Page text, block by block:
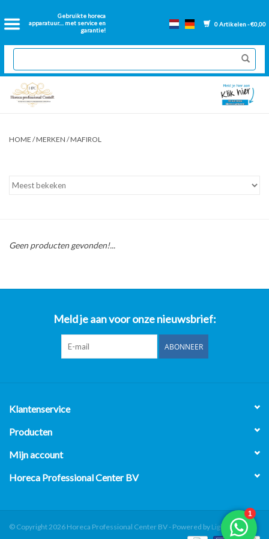
Gebruikte horeca
apparatuur.... met service en
garantie!
0 Artikelen - €0,00
Home
2dehands Horeca
Nieuwe apparatuur
Onderdelen bakwanden
Over ons
HOME /MERKEN /MAFIROL
Geen producten gevonden!...
Meld je aan voor onze nieuwsbrief:
ABONNEER
Klantenservice
Producten
Mijn account
Horeca Professional Center BV
© Copyright 2026 Horeca Professional Center BV - Powered by Lightspeed